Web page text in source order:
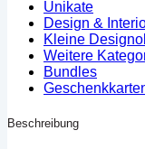
Unikate
Design &
Kleine
Weitere
Bundles
Beschreibung